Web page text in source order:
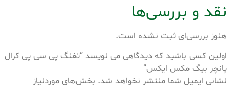
نقد و بررسی‌ها
هنوز بررسی‌ای ثبت نشده است.
اولین کسی باشید که دیدگاهی می نویسد “تفنگ پی سی پی کرال
پانچر بیگ مکس ایکس”
نشانی ایمیل شما منتشر نخواهد شد. بخش‌های موردنیاز